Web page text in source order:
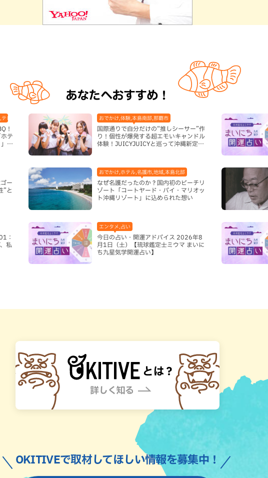
あなたへおすすめ！
レビ,ホテル,地域,本島南部,那覇市
！
テ
おでかけ,体験,本島南部,那覇市
国際通りで自分だけの“推しシーサー”作
り！個性が爆発する超エモいキャンドル
体験！JUICYJUICYと巡って沖縄新定番
ー
”と
おでかけ,ホテル,名護市,地域,本島北部
なぜ名護だったのか？国内初のビーチリ
ゾート「コートヤード・バイ・マリオッ
ト沖縄リゾート」に込められた想い
：
私
エンタメ,占い
今日の占い・開運アドバイス 2026年8
月1日（土）【琉球鑑定士ミウマ まいに
ち九星気学開運占い】
OKITIVEで取材してほしい情報を募集中！